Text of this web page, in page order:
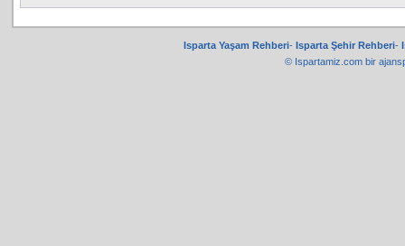
Isparta Yaşam Rehberi- Isparta Şehir Rehberi-
© Ispartamiz.com bir